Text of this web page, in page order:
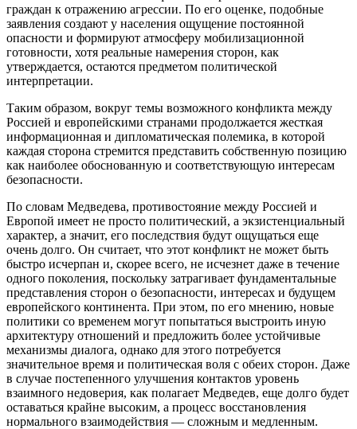
граждан к отражению агрессии. По его оценке, подобные
заявления создают у населения ощущение постоянной
опасности и формируют атмосферу мобилизационной
готовности, хотя реальные намерения сторон, как
утверждается, остаются предметом политической
интерпретации.
Таким образом, вокруг темы возможного конфликта между
Россией и европейскими странами продолжается жесткая
информационная и дипломатическая полемика, в которой
каждая сторона стремится представить собственную позицию
как наиболее обоснованную и соответствующую интересам
безопасности.
По словам Медведева, противостояние между Россией и
Европой имеет не просто политический, а экзистенциальный
характер, а значит, его последствия будут ощущаться еще
очень долго. Он считает, что этот конфликт не может быть
быстро исчерпан и, скорее всего, не исчезнет даже в течение
одного поколения, поскольку затрагивает фундаментальные
представления сторон о безопасности, интересах и будущем
европейского континента. При этом, по его мнению, новые
политики со временем могут попытаться выстроить иную
архитектуру отношений и предложить более устойчивые
механизмы диалога, однако для этого потребуется
значительное время и политическая воля с обеих сторон. Даже
в случае постепенного улучшения контактов уровень
взаимного недоверия, как полагает Медведев, еще долго будет
оставаться крайне высоким, а процесс восстановления
нормального взаимодействия — сложным и медленным.